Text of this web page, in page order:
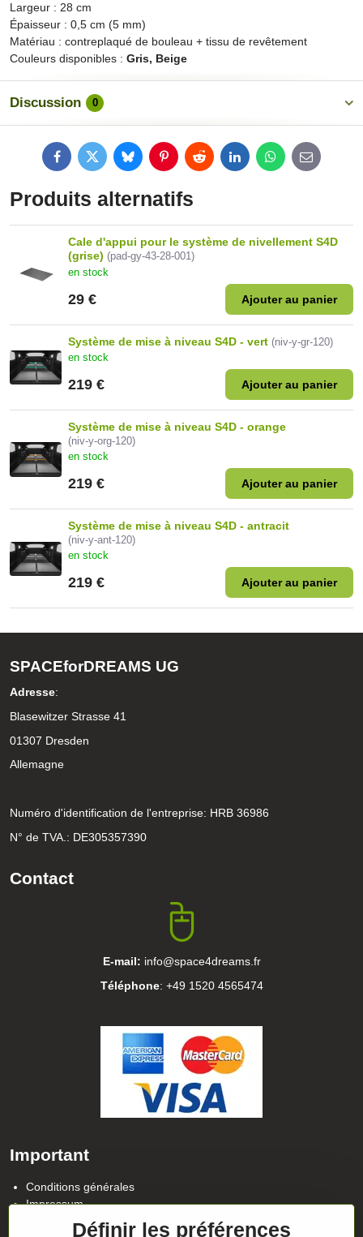
Largeur : 28 cm
Épaisseur : 0,5 cm (5 mm)
Matériau : contreplaqué de bouleau + tissu de revêtement
Couleurs disponibles : Gris, Beige
Discussion 0
FacebookTwitterBlueskyPinterestRedditLinkedInWhatsApp
E-
mail
Produits alternatifs
Cale d'appui pour le système de nivellement S4D
(grise) (pad-gy-43-28-001)
en stock
29 € Ajouter au panier
Système de mise à niveau S4D - vert (niv-y-gr-120)
en stock
219 € Ajouter au panier
Système de mise à niveau S4D - orange
(niv-y-org-120)
en stock
219 € Ajouter au panier
Système de mise à niveau S4D - antracit
(niv-y-ant-120)
en stock
219 € Ajouter au panier
SPACEforDREAMS UG
Adresse:
Blasewitzer Strasse 41
01307 Dresden
Allemagne
Numéro d'identification de l'entreprise: HRB 36986
N° de TVA.: DE305357390
Contact
E-mail: info@space4dreams.fr
Téléphone: +49 1520 4565474
Important
Conditions générales
Impressum
Politique de confidentialité
Définir les préférences